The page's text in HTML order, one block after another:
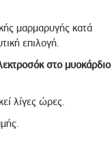
μαρμαρυγής κατά
επιλογή.
στο μυοκάρδιο
λίγες ώρες.